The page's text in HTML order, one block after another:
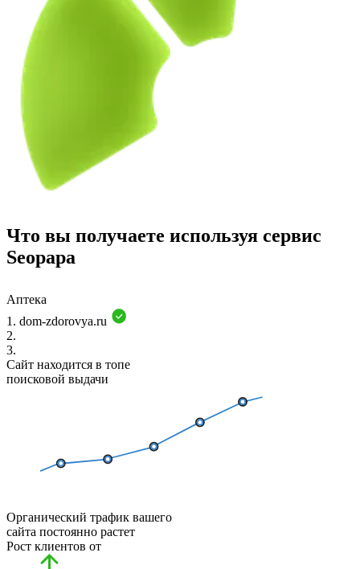
Что вы получаете используя сервис
Seopapa
Аптека
1. dom-zdorovya.ru
2.
3.
Сайт находится в топе
поисковой выдачи
Органический трафик вашего
сайта постоянно растет
Рост клиентов от